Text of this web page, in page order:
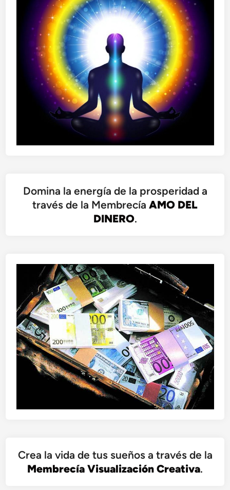
Domina la energía de la prosperidad a
través de la Membrecía AMO DEL
DINERO.
Crea la vida de tus sueños a través de la
Membrecía Visualización Creativa.